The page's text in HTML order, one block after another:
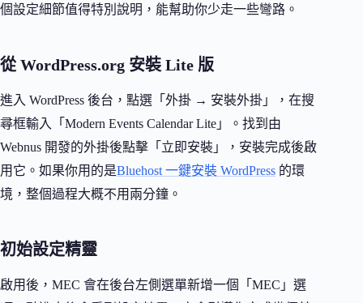
個設定細節值得特別說明，能幫助你少走一些彎路。
從 WordPress.org 安裝 Lite 版
進入 WordPress 後台，點選「外掛 → 安裝外掛」，在搜
尋框輸入「Modern Events Calendar Lite」。找到由
Webnus 開發的外掛後點擊「立即安裝」，安裝完成後啟
用它。如果你用的是Bluehost 一鍵安裝 WordPress 的環
境，整個過程大概不用兩分鐘。
初始設定精靈
啟用後，MEC 會在後台左側選單新增一個「MEC」選